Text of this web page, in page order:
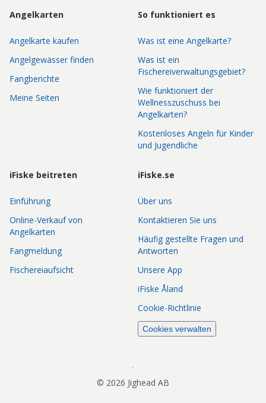
Angelkarten
Angelkarte kaufen
Angelgewässer finden
Fangberichte
Meine Seiten
So funktioniert es
Was ist eine Angelkarte?
Was ist ein
Fischereiverwaltungsgebiet?
Wie funktioniert der
Wellnesszuschuss bei
Angelkarten?
Kostenloses Angeln für Kinder
und Jugendliche
iFiske beitreten
Einführung
Online-Verkauf von
Angelkarten
Fangmeldung
Fischereiaufsicht
iFiske.se
Über uns
Kontaktieren Sie uns
Häufig gestellte Fragen und
Antworten
Unsere App
iFiske Åland
Cookie-Richtlinie
Cookies verwalten
© 2026 Jighead AB